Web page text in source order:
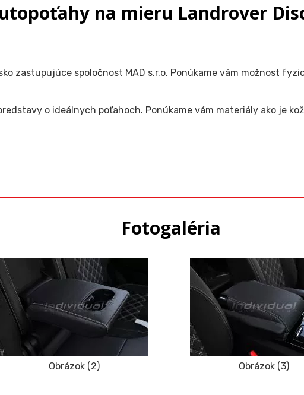
na mieru Landrover
zastupujúce spoločnost MAD s.r.o. Ponúkame vám možnost
o ideálnych poťahoch. Ponúkame vám materiály ako je
Fotogaléria
Obrázok (2) Obrázok (3)